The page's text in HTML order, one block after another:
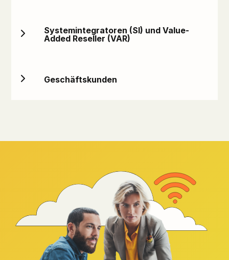
Systemintegratoren (SI) und Value-
Added Reseller (VAR)
Geschäftskunden